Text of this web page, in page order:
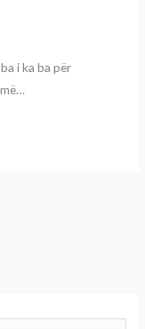
i ka ba për